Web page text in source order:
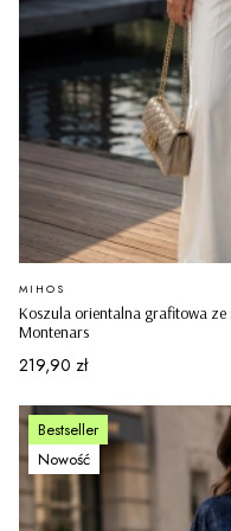
Koszula orientalna grafitowa
Montenars
PRODUCENT
MIHOS
Cena
219,90 zł
Bestseller
Nowość